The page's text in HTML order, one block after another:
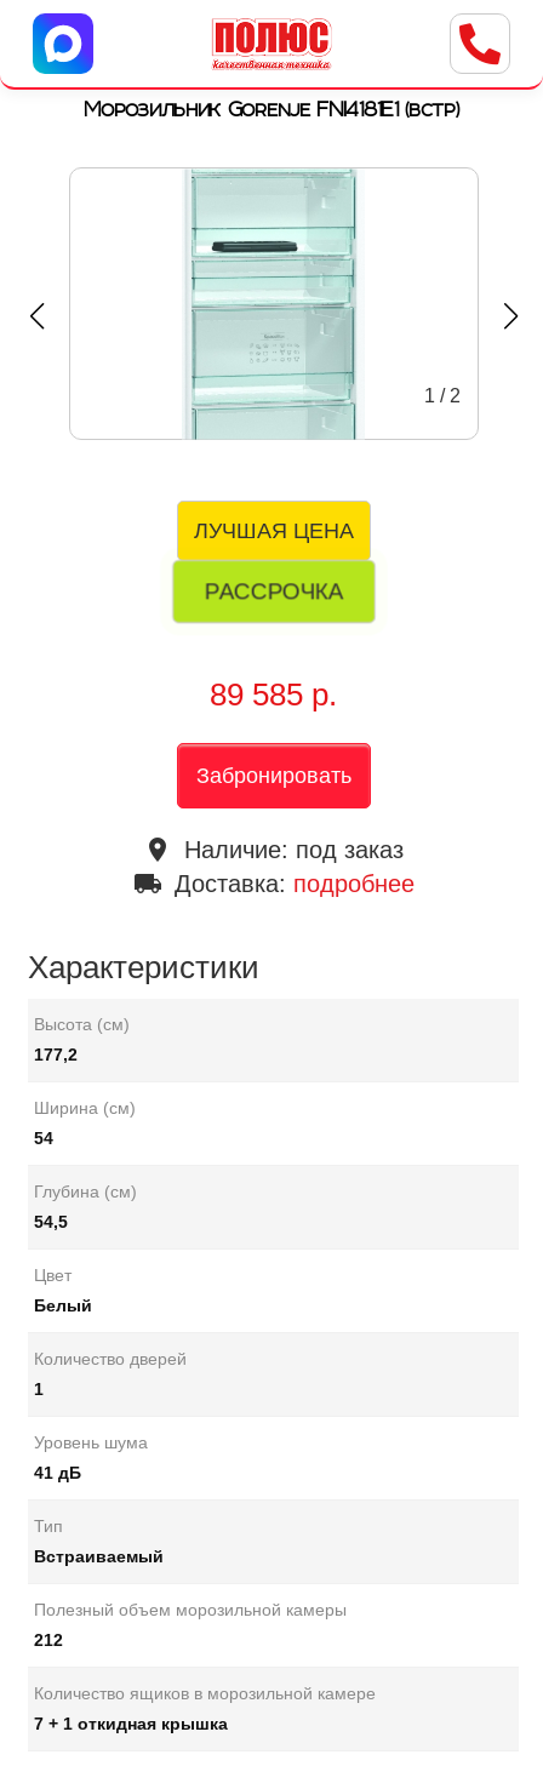
Центр бытовой техники
г. Ульяновск, ул. Пушкарева, 8a
Морозильник Gorenje FNI4181E1 (встр)
1 / 2
ЛУЧШАЯ ЦЕНА
РАССРОЧКА
89 585 р.
Забронировать
place Наличие: под заказ
local_shipping Доставка: подробнее
Характеристики
Высота (см)
177,2
Ширина (см)
54
Глубина (см)
54,5
Цвет
Белый
Количество дверей
1
Уровень шума
41 дБ
Тип
Встраиваемый
Полезный объем морозильной камеры
212
Количество ящиков в морозильной камере
7 + 1 откидная крышка